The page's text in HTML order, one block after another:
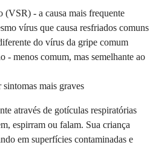
- a causa mais frequente
vírus que causa resfriados comuns
do vírus da gripe comum
- menos comum, mas semelhante ao
mais graves
através de gotículas respiratórias
espirram ou falam. Sua criança
em superfícies contaminadas e